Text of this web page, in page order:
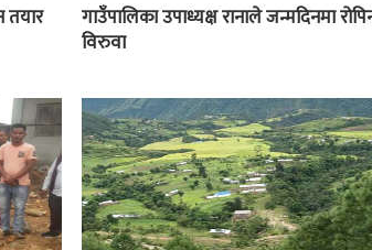
गाउँपालिका उपाध्यक्ष रानाले जन्मदिनमा
विरुवा